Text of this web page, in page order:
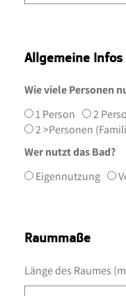
Allgemeine
Wie viele Personen
1 Person
2
2 >Personen
Wer nutzt das Bad?
Eigennutzung
Raummaße
Länge des Raumes